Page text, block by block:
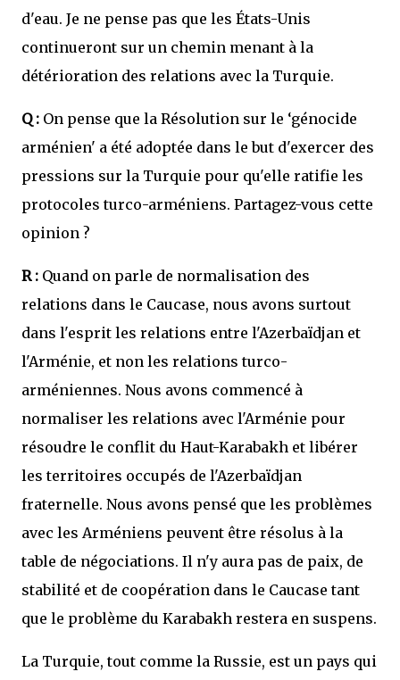
d'eau. Je ne pense pas que les États-Unis
continueront sur un chemin menant à la
détérioration des relations avec la Turquie.
Q : On pense que la Résolution sur le ‘génocide
arménien' a été adoptée dans le but d'exercer des
pressions sur la Turquie pour qu'elle ratifie les
protocoles turco-arméniens. Partagez-vous cette
opinion ?
R : Quand on parle de normalisation des
relations dans le Caucase, nous avons surtout
dans l'esprit les relations entre l'Azerbaïdjan et
l'Arménie, et non les relations turco-
arméniennes. Nous avons commencé à
normaliser les relations avec l'Arménie pour
résoudre le conflit du Haut-Karabakh et libérer
les territoires occupés de l'Azerbaïdjan
fraternelle. Nous avons pensé que les problèmes
avec les Arméniens peuvent être résolus à la
table de négociations. Il n'y aura pas de paix, de
stabilité et de coopération dans le Caucase tant
que le problème du Karabakh restera en suspens.
La Turquie, tout comme la Russie, est un pays qui